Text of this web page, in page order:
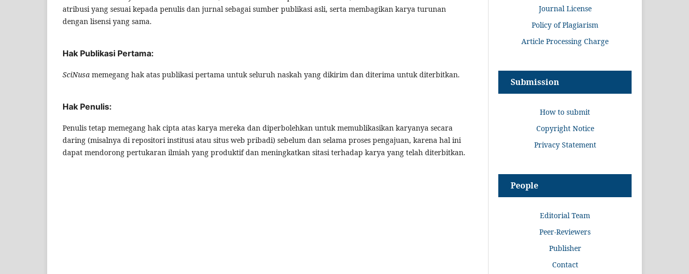
atribusi yang sesuai kepada penulis dan jurnal sebagai sumber publikasi asli, serta membagikan karya turunan
dengan lisensi yang sama.
Hak Publikasi Pertama:
SciNusa memegang hak atas publikasi pertama untuk seluruh naskah yang dikirim dan diterima untuk diterbitkan.
Hak Penulis:
Penulis tetap memegang hak cipta atas karya mereka dan diperbolehkan untuk memublikasikan karyanya secara
daring (misalnya di repositori institusi atau situs web pribadi) sebelum dan selama proses pengajuan, karena hal ini
dapat mendorong pertukaran ilmiah yang produktif dan meningkatkan sitasi terhadap karya yang telah diterbitkan.
Journal License
Policy of Plagiarism
Article Processing Charge
Submission
How to submit
Copyright Notice
Privacy Statement
People
Editorial Team
Peer-Reviewers
Publisher
Contact